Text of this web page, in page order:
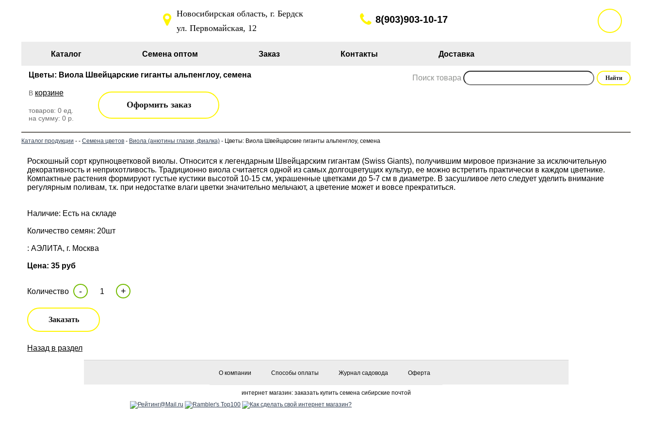
Новосибирская область, г. Бердск
ул. Первомайская, 12
8(903)903-10-17
Каталог Семена оптом Заказ Контакты Доставка
Поиск товара
Цветы: Виола Швейцарские гиганты альпенглоу, семена
В корзине
товаров: 0 ед.
на сумму: 0 р.
Оформить заказ
Каталог продукции - - Семена цветов - Виола (анютины глазки, фиалка) - Цветы: Виола Швейцарские гиганты альпенглоу, семена
Роскошный сорт крупноцветковой виолы. Относится к легендарным Швейцарским гигантам (Swiss Giants), получившим мировое признание за исключительную
декоративность и неприхотливость. Традиционно виола считается одной из самых долгоцветущих культур, ее можно встретить практически в каждом цветнике.
Компактные растения формируют густые кустики высотой 10-15 см, украшенные цветками до 5-7 см в диаметре. В засушливое лето следует уделить внимание
регулярным поливам, т.к. при недостатке влаги цветки значительно мельчают, а цветение может и вовсе прекратиться.
Наличие: Есть на складе
Количество семян: 20шт
: АЭЛИТА, г. Москва
Цена: 35 руб
Количество - +
Заказать
Назад в раздел
О компании Способы оплаты Журнал садовода Оферта
интернет магазин: заказать купить семена сибирские почтой